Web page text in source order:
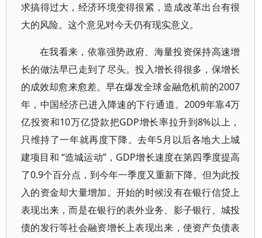
求搞得过大，经济环境变得很紧，造成改革出台有很
大的风险。这个意见对今天仍有现实意义。
在我看来，依靠强势政府、海量投资保持高速增
长的做法早已走到了尽头。投入增长得很多，保增长
的成效却愈来愈差。早在爆发全球金融危机前的2007
年，中国经济已进入降速的下行通道。2009年靠4万
亿投资和10万亿贷款把GDP增长率拉升到8%以上，
只维持了一年就再度下降。去年5月以后各地大上城
建项目和 “造城运动”，GDP增长速度在第四季度提高
了0.9个百分点，到今年一季度又重新下降。但为此投
入的资金却大量增加。开始的时候没有在银行信贷上
表现出来，而是在银行的表外业务、影子银行、城投
债的发行等社会融资增长上表现出来，使资产负债表